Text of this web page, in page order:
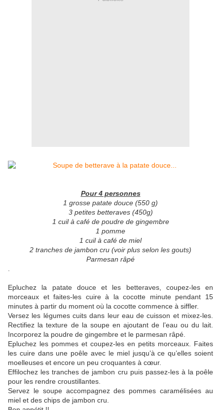
Pour 4 personnes
1 grosse patate douce (550 g)
3 petites betteraves (450g)
1 cuil à café de poudre de gingembre
1 pomme
1 cuil à café de miel
2 tranches de jambon cru (voir plus selon les gouts)
Parmesan râpé
Epluchez la patate douce et les betteraves, coupez-les en
morceaux et faites-les cuire à la cocotte minute pendant 15
minutes à partir du moment où la cocotte commence à siffler.
Versez les légumes cuits dans leur eau de cuisson et mixez-les.
Rectifiez la texture de la soupe en ajoutant de l’eau ou du lait.
Incorporez la poudre de gingembre et le parmesan râpé.
Epluchez les pommes et coupez-les en petits morceaux. Faites
les cuire dans une poêle avec le miel jusqu’à ce qu’elles soient
moelleuses et encore un peu croquantes à cœur.
Effilochez les tranches de jambon cru puis passez-les à la poêle
pour les rendre croustillantes.
Servez le soupe accompagnez des pommes caramélisées au
miel et des chips de jambon cru.